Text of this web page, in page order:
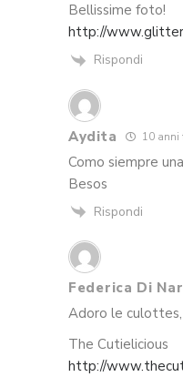
Bellissime foto!
http://
Rispondi
Aydita 10 anni
Como siempre
Besos
Rispondi
Federica Di
Adoro le
The Cutielicious
http://